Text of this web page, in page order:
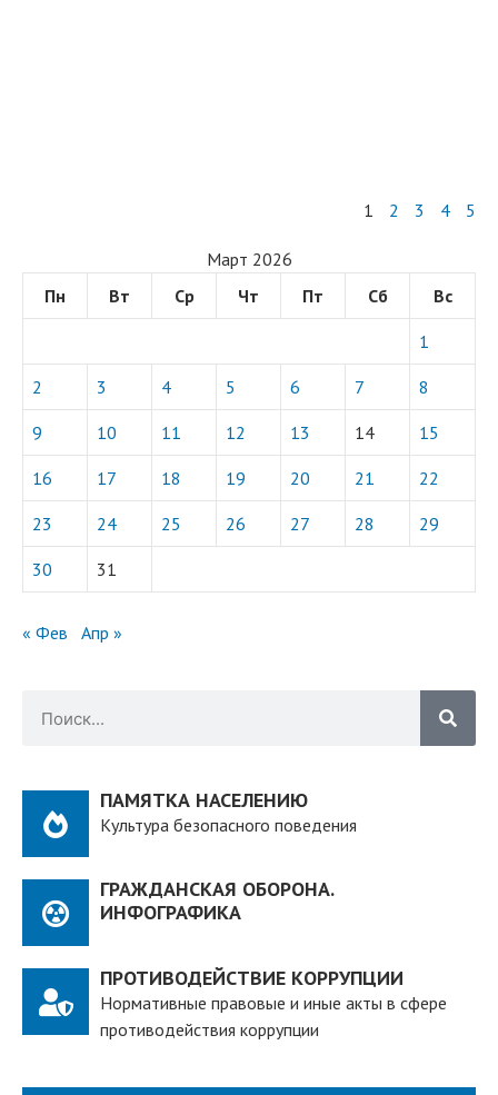
1 2 3 4 5
Март 2026
Пн
Вт Ср Чт Пт Сб Вс
1
2 3 4 5 6 7 8
9 10 11 12 13 14 15
16 17 18 19 20 21 22
23 24 25 26 27 28 29
30 31
« Фев Апр »
ПАМЯТКА НАСЕЛЕНИЮ
Культура безопасного поведения
ГРАЖДАНСКАЯ ОБОРОНА.
ИНФОГРАФИКА
ПРОТИВОДЕЙСТВИЕ КОРРУПЦИИ
Нормативные правовые и иные акты в сфере
противодействия коррупции